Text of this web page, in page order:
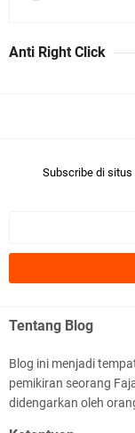
Anti Right Click
Subscribe di
Tentang Blog
Blog ini menjadi
pemikiran seorang
didengarkan oleh